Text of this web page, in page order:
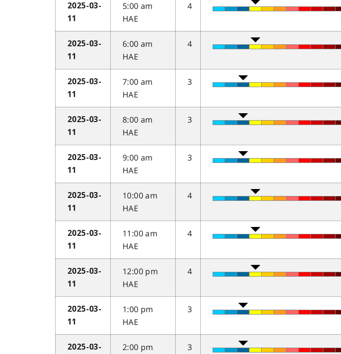
2025-03-
11
5:00 am
HAE
4
2025-03-
11
6:00 am
HAE
4
2025-03-
11
7:00 am
HAE
3
2025-03-
11
8:00 am
HAE
3
2025-03-
11
9:00 am
HAE
3
2025-03-
11
10:00 am
HAE
4
2025-03-
11
11:00 am
HAE
4
2025-03-
11
12:00 pm
HAE
4
2025-03-
11
1:00 pm
HAE
3
2025-03-
2:00 pm
3